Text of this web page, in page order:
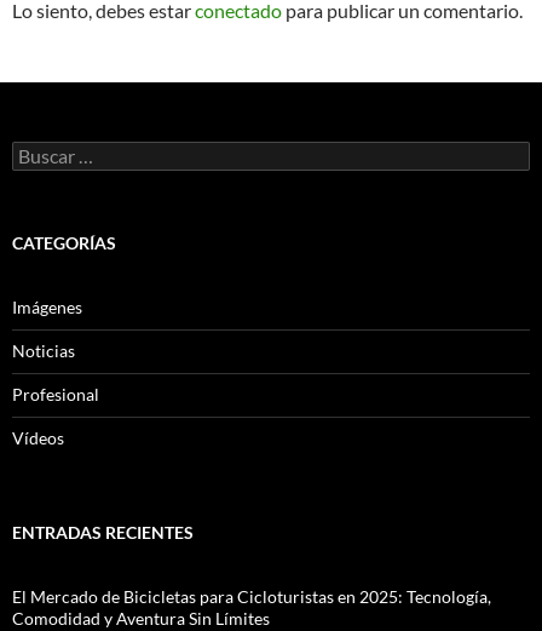
Lo siento, debes estarconectado para publicar un comentario.
Buscar:
CATEGORÍAS
Imágenes
Noticias
Profesional
Vídeos
ENTRADAS RECIENTES
El Mercado de Bicicletas para Cicloturistas en 2025: Tecnología,
Comodidad y Aventura Sin Límites